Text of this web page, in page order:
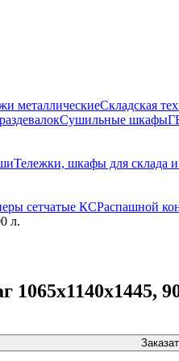
металлическиеСкладская
Сушильные шкафы
Тележки, шкафы для склада и
сетчатые КСРаспашной
л.